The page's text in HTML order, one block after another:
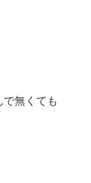
無くても